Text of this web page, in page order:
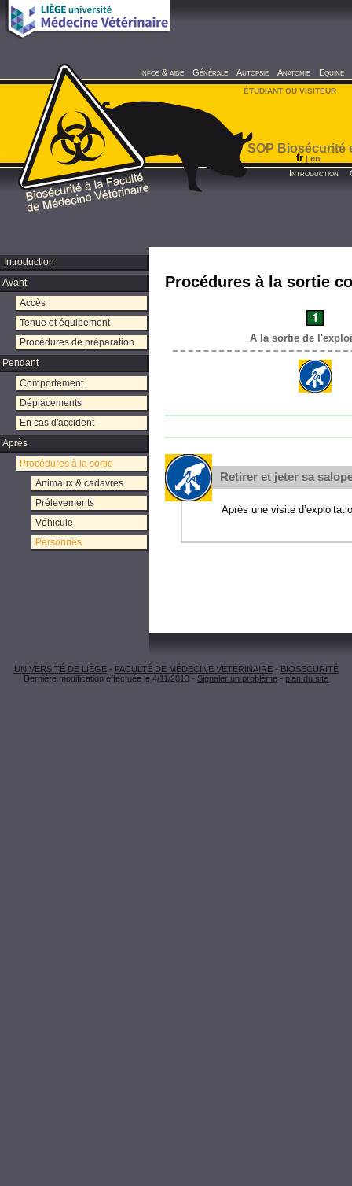
Infos & aide Générale Autopsie Anatomie Equine
ÉTUDIANT OU VISITEUR
fr | en
SOP Biosécurité
Introduction
Introduction
Avant
Accès
Tenue et équipement
Procédures de préparation
Pendant
Comportement
Déplacements
En cas d'accident
Après
Procédures à la sortie
Animaux & cadavres
Prélevements
Véhicule
Personnes
Procédures à la sortie
A la sortie de
Retirer et jeter sa
Après une visite
UNIVERSITÉ DE LIÈGE- FACULTÉ DE MÉDECINE VÉTÉRINAIRE- BIOSECURITÉ
Dernière modification effectuée le 4/11/2013 - Signaler un problème - plan du site